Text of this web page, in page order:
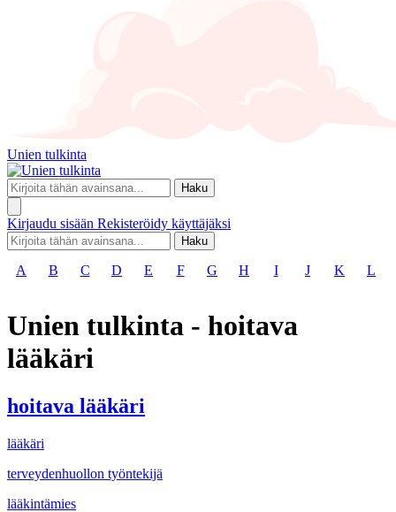
Unien tulkinta
Haku
Kirjaudu sisään Rekisteröidy käyttäjäksi
Haku
A B C D E F G H I J K L
Unien tulkinta - hoitava
lääkäri
hoitava lääkäri
lääkäri
terveydenhuollon työntekijä
lääkintämies